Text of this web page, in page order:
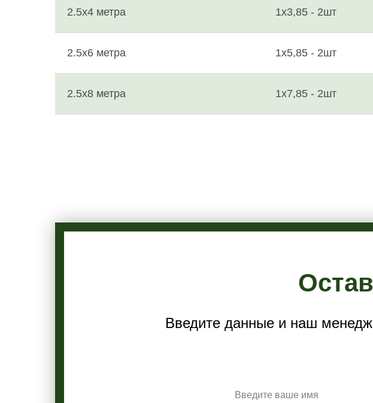
2.5х4 метра 1х3,85 - 2шт
2.5х6 метра 1х5,85 - 2шт
2.5х8 метра 1х7,85 - 2шт
Введите данные и наш